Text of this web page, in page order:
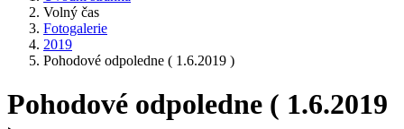
Volný čas
Fotogalerie
2019
Pohodové odpoledne ( 1.6.2019 )
Pohodové odpoledne ( 1.6.2019